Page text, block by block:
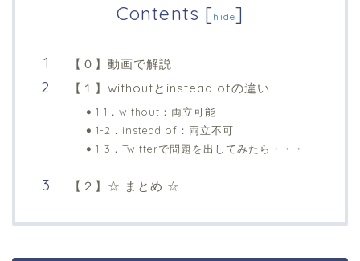
Contents [hide]
【０】動画で解説
【１】withoutとinstead ofの違い
1-1．without：両立可能
1-2．instead of：両立不可
1-3．Twitterで問題を出してみたら・・・
【２】☆ まとめ ☆